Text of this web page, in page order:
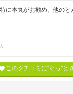
に本丸がお勧め。他の
このクチコミに“ぐっ”と